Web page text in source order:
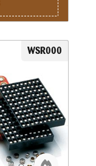
WSR000